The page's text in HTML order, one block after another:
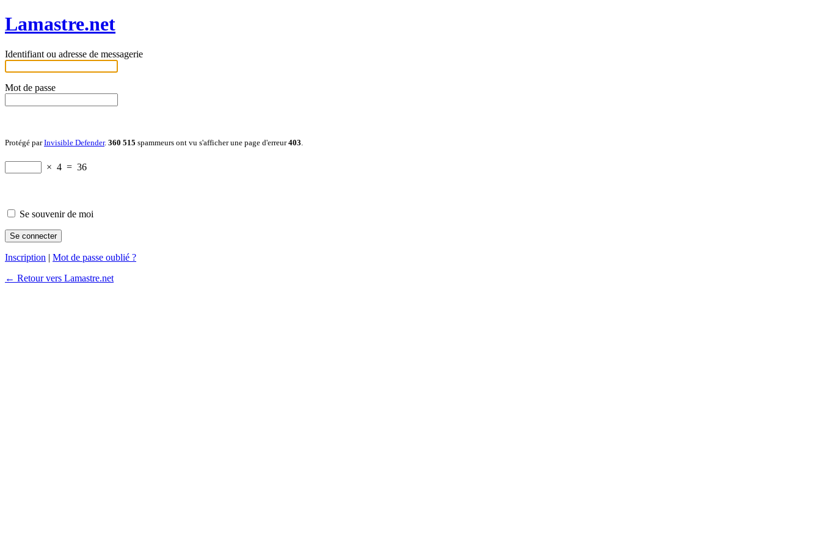
Lamastre.net
Identifiant ou adresse de messagerie
Mot de passe
Protégé parInvisible Defender. 360 515 spammeurs ont vu s'afficher une page d'erreur403
× 4 = 36
Se souvenir de moi
Inscription | Mot de passe oublié ?
← Retour vers Lamastre.net